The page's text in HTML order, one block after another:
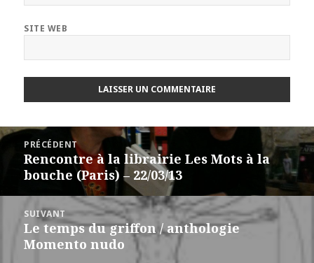
SITE WEB
Navigation
l’article
PRÉCÉDENT
Article
précédent :
Rencontre à la librairie Les Mots à la
bouche (Paris) – 22/03/13
SUIVANT
Article
suivant :
Le temps du griffon / anthologie
Momento nudo